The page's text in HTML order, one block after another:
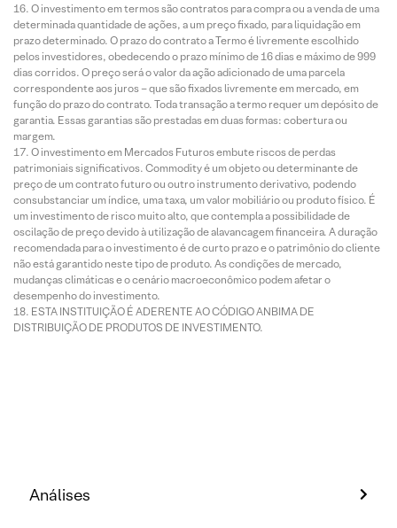
O investimento em termos são contratos para compra ou a venda de uma
determinada quantidade de ações, a um preço fixado, para liquidação em
prazo determinado. O prazo do contrato a Termo é livremente escolhido
pelos investidores, obedecendo o prazo mínimo de 16 dias e máximo de 999
dias corridos. O preço será o valor da ação adicionado de uma parcela
correspondente aos juros – que são fixados livremente em mercado, em
função do prazo do contrato. Toda transação a termo requer um depósito de
garantia. Essas garantias são prestadas em duas formas: cobertura ou
margem.
O investimento em Mercados Futuros embute riscos de perdas
patrimoniais significativos. Commodity é um objeto ou determinante de
preço de um contrato futuro ou outro instrumento derivativo, podendo
consubstanciar um índice, uma taxa, um valor mobiliário ou produto físico. É
um investimento de risco muito alto, que contempla a possibilidade de
oscilação de preço devido à utilização de alavancagem financeira. A duração
recomendada para o investimento é de curto prazo e o patrimônio do cliente
não está garantido neste tipo de produto. As condições de mercado,
mudanças climáticas e o cenário macroeconômico podem afetar o
desempenho do investimento.
ESTA INSTITUIÇÃO É ADERENTE AO CÓDIGO ANBIMA DE
DISTRIBUIÇÃO DE PRODUTOS DE INVESTIMENTO.
Análises